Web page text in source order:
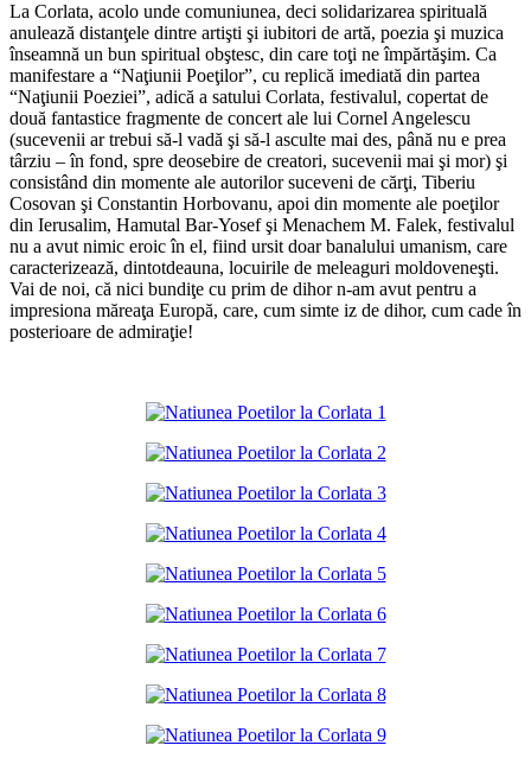
La Corlata, acolo unde comuniunea, deci solidarizarea spirituală
anulează distanţele dintre artişti şi iubitori de artă, poezia şi muzica
înseamnă un bun spiritual obştesc, din care toţi ne împărtăşim. Ca
manifestare a “Naţiunii Poeţilor”, cu replică imediată din partea
“Naţiunii Poeziei”, adică a satului Corlata, festivalul, copertat de
două fantastice fragmente de concert ale lui Cornel Angelescu
(sucevenii ar trebui să-l vadă şi să-l asculte mai des, până nu e prea
târziu – în fond, spre deosebire de creatori, sucevenii mai şi mor) şi
consistând din momente ale autorilor suceveni de cărţi, Tiberiu
Cosovan şi Constantin Horbovanu, apoi din momente ale poeţilor
din Ierusalim, Hamutal Bar-Yosef şi Menachem M. Falek, festivalul
nu a avut nimic eroic în el, fiind ursit doar banalului umanism, care
caracterizează, dintotdeauna, locuirile de meleaguri moldoveneşti.
Vai de noi, că nici bundiţe cu prim de dihor n-am avut pentru a
impresiona măreaţa Europă, care, cum simte iz de dihor, cum cade în
posterioare de admiraţie!